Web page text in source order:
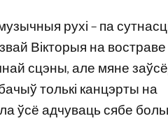
рухі – па
Вікторыя на востраве
сцэны, але мяне
толькі канцэрты на
ўсё адчуваць сябе